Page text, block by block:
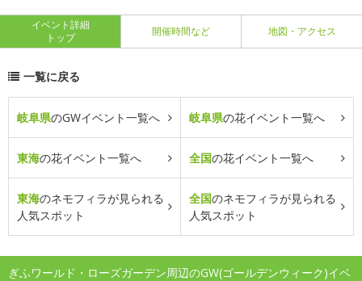
イベント詳細
トップ
開催時間など 地図・アクセス
一覧に戻る
岐阜県のGWイベント一覧へ 岐阜県の花イベント一覧へ
東海の花イベント一覧へ 全国の花イベント一覧へ
東海のネモフィラが見られる
人気スポット
全国のネモフィラが見られる
人気スポット
ぎふワールド・ローズガーデン周辺のGW(ゴールデンウィーク)イベ